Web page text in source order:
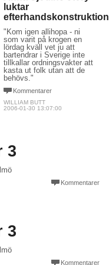
luktar
efterhandskonstruktion
"Kom igen allihopa - ni
som varit på krogen en
lördag kväll vet ju att
bartendrar i Sverige inte
tillkallar ordningsvakter att
kasta ut folk utan att de
behövs."
Kommentarer
WILLIAM BUTT
2006-01-30 13:07:00
3
Kommentarer
3
Kommentarer